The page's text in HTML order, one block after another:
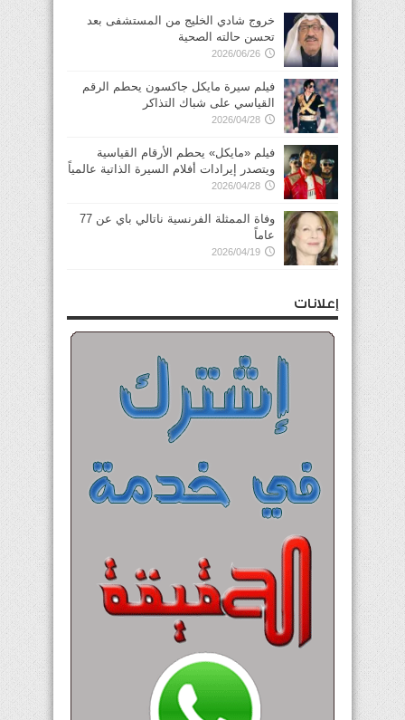
خروج شادي الخليج من المستشفى بعد
تحسن حالته الصحية
2026/06/26
فيلم سيرة مايكل جاكسون يحطم الرقم
القياسي على شباك التذاكر
2026/04/28
فيلم «مايكل» يحطم الأرقام القياسية
ويتصدر إيرادات أفلام السيرة الذاتية عالمياً
2026/04/28
وفاة الممثلة الفرنسية ناتالي باي عن 77
عاماً
2026/04/19
إعلانات